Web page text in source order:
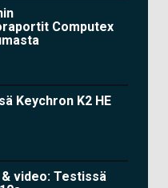
Computex
Keychron K2 HE
video: Testissä